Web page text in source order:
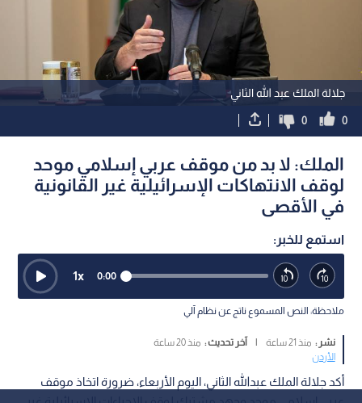
جلالة الملك عبد الله الثاني
0
0
الملك: لا بد من موقف عربي إسلامي موحد
لوقف الانتهاكات الإسرائيلية غير القانونية
في الأقصى
استمع للخبر:
0:00
1x
ملاحظة: النص المسموع ناتج عن نظام آلي
نشر : منذ 21 ساعة | آخر تحديث : منذ 20 ساعة
الأردن
أكد جلالة الملك عبدﷲ الثاني، اليوم الأربعاء، ضرورة اتخاذ موقف